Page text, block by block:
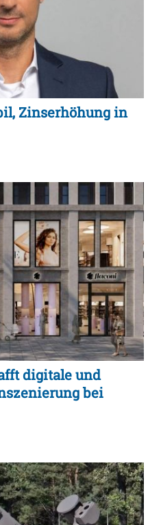
Zinserhöhung in
digitale und
bei